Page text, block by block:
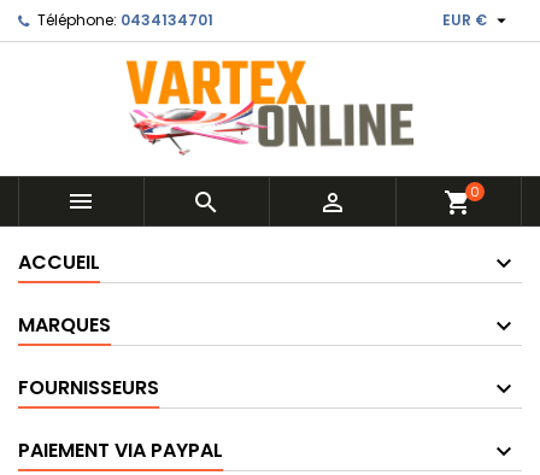
Téléphone: 0434134701 EUR € 
   shopping_cart0
ACCUEIL
MARQUES
FOURNISSEURS
PAIEMENT VIA PAYPAL